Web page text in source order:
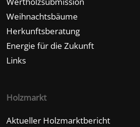
Weihnachtsbäume
Herkunftsberatung
Energie für die Zukunft
Links
Holzmarkt
Aktueller Holzmarktbericht